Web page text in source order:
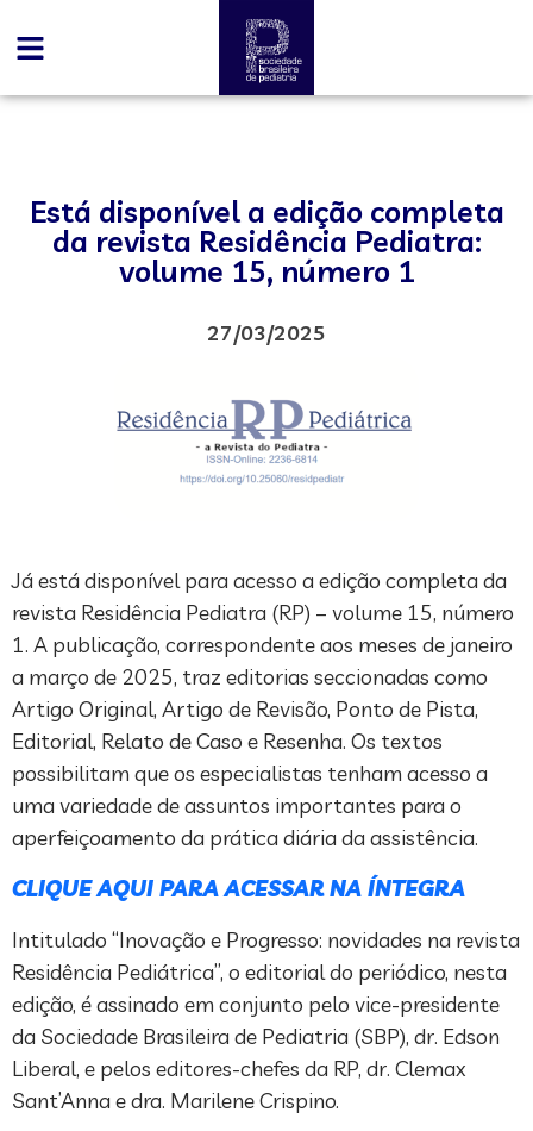
Está disponível a edição completa
da revista Residência Pediatra:
volume 15, número 1
27/03/2025
Já está disponível para acesso a edição completa da
revista Residência Pediatra (RP) – volume 15, número
1. A publicação, correspondente aos meses de janeiro
a março de 2025, traz editorias seccionadas como
Artigo Original, Artigo de Revisão, Ponto de Pista,
Editorial, Relato de Caso e Resenha. Os textos
possibilitam que os especialistas tenham acesso a
uma variedade de assuntos importantes para o
aperfeiçoamento da prática diária da assistência.
CLIQUE AQUI PARA ACESSAR NA ÍNTEGRA
Intitulado “Inovação e Progresso: novidades na revista
Residência Pediátrica”, o editorial do periódico, nesta
edição, é assinado em conjunto pelo vice-presidente
da Sociedade Brasileira de Pediatria (SBP), dr. Edson
Liberal, e pelos editores-chefes da RP, dr. Clemax
Sant’Anna e dra. Marilene Crispino.